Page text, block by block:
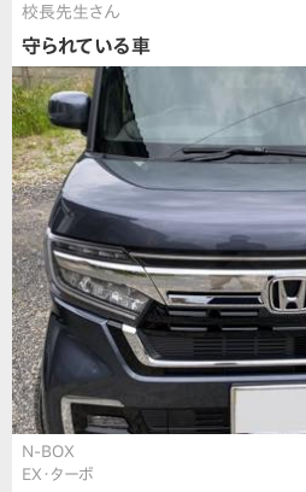
校長先生さん
守られている車
N-BOX
EX・ターボ